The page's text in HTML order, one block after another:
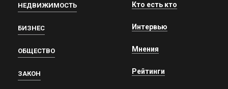
НЕДВИЖИМОСТЬ
БИЗНЕС
ОБЩЕСТВО
ЗАКОН
Кто есть кто
Интервью
Мнения
Рейтинги